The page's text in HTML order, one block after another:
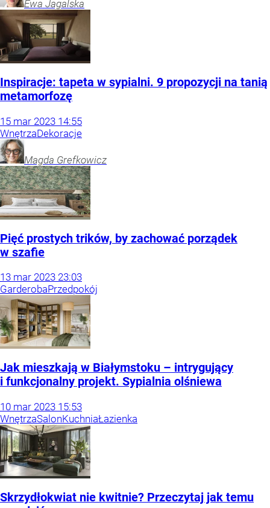
Ewa Jagalska
Inspiracje: tapeta w sypialni. 9 propozycji na tanią
metamorfozę
15 mar 2023 14:55
WnętrzaDekoracje
Magda Grefkowicz
Pięć prostych trików, by zachować porządek
w szafie
13 mar 2023 23:03
GarderobaPrzedpokój
Jak mieszkają w Białymstoku – intrygujący
i funkcjonalny projekt. Sypialnia olśniewa
10 mar 2023 15:53
WnętrzaSalonKuchniaŁazienka
Skrzydłokwiat nie kwitnie? Przeczytaj jak temu